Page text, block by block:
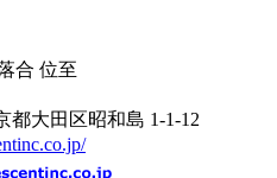
合 位至
都大田区昭和島 1-1-12